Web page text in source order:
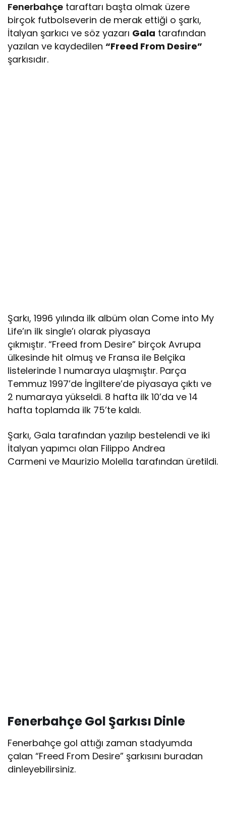
Fenerbahçe taraftarı başta olmak üzere
birçok futbolseverin de merak ettiği o şarkı,
İtalyan şarkıcı ve söz yazarı Gala tarafından
yazılan ve kaydedilen“Freed From Desire”
şarkısıdır.
Şarkı, 1996 yılında ilk albüm olan Come into My
Life’ın ilk single’ı olarak piyasaya
çıkmıştır. “Freed from Desire” birçok Avrupa
ülkesinde hit olmuş ve Fransa ile Belçika
listelerinde 1 numaraya ulaşmıştır. Parça
Temmuz 1997’de İngiltere’de piyasaya çıktı ve
2 numaraya yükseldi. 8 hafta ilk 10’da ve 14
hafta toplamda ilk 75’te kaldı.
Şarkı, Gala tarafından yazılıp bestelendi ve iki
İtalyan yapımcı olan Filippo Andrea
Carmeni ve Maurizio Molella tarafından üretildi.
Fenerbahçe Gol Şarkısı Dinle
Fenerbahçe gol attığı zaman stadyumda
çalan “Freed From Desire” şarkısını buradan
dinleyebilirsiniz.